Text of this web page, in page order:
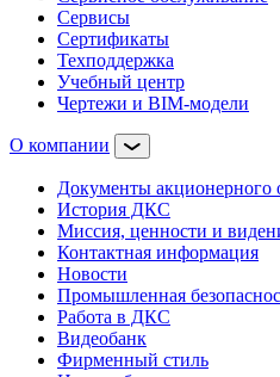
Сервисы
Сертификаты
Техподдержка
Учебный центр
Чертежи и BIM-модели
О компании
Документы акционерного
История ДКС
Миссия, ценности и
Контактная информация
Новости
Промышленная
Работа в ДКС
Видеобанк
Фирменный стиль